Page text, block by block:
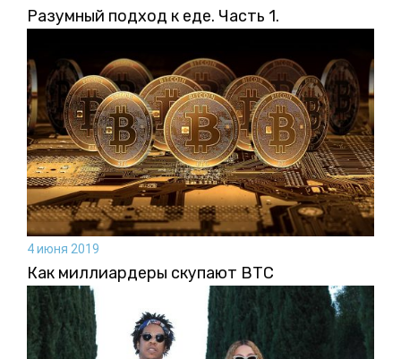
Разумный подход к еде. Часть 1.
4 июня 2019
Как миллиардеры скупают BTC